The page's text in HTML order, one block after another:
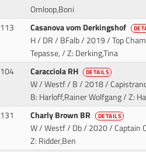
Omloop,Boni
113 Casanova vom Derkingshof
H / DR / BFalb / 2019 / Top
Tepasse, / Z: Derking,Tina
104 Caracciola RH DETAILS
W / Westf / B / 2018 /
B: Harloff,Rainer Wolfgang / Z:
131 Charly Brown BR DETAILS
W / Westf / Db / 2020 / Captain
Z: Ridder,Ben